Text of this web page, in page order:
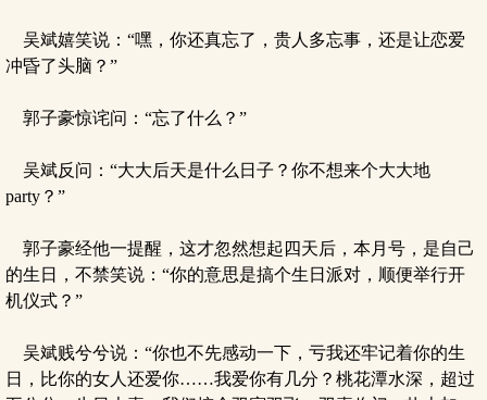
吴斌嬉笑说：“嘿，你还真忘了，贵人多忘事，还是让恋爱
冲昏了头脑？”
郭子豪惊诧问：“忘了什么？”
吴斌反问：“大大后天是什么日子？你不想来个大大地
party？”
郭子豪经他一提醒，这才忽然想起四天后，本月号，是自己
的生日，不禁笑说：“你的意思是搞个生日派对，顺便举行开
机仪式？”
吴斌贱兮兮说：“你也不先感动一下，亏我还牢记着你的生
日，比你的女人还爱你……我爱你有几分？桃花潭水深，超过